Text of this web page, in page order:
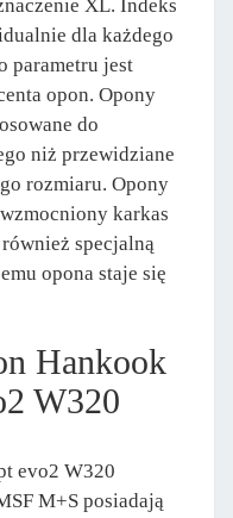
XL. Indeks
dla każdego
parametru jest
opon. Opony
do
niż przewidziane
rozmiaru. Opony
karkas
specjalną
opona staje się
Hankook
W320
evo2 W320
M+S posiadają